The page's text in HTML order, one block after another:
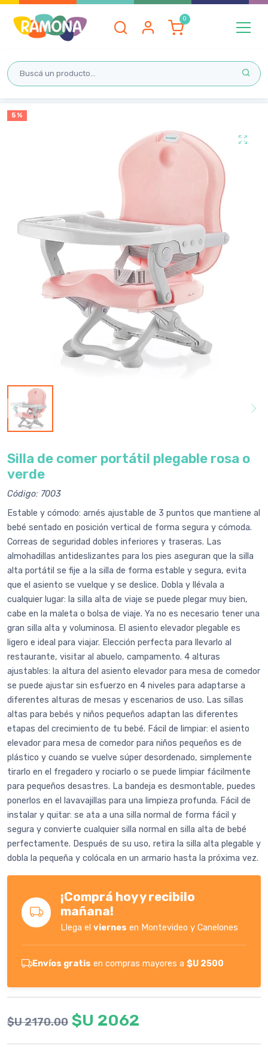
5 %
Silla de comer portátil plegable rosa o
verde
Código: 7003
Estable y cómodo: arnés ajustable de 3 puntos que mantiene al
bebé sentado en posición vertical de forma segura y cómoda.
Correas de seguridad dobles inferiores y traseras. Las
almohadillas antideslizantes para los pies aseguran que la silla
alta portátil se fije a la silla de forma estable y segura, evita
que el asiento se vuelque y se deslice. Dobla y llévala a
cualquier lugar: la silla alta de viaje se puede plegar muy bien,
cabe en la maleta o bolsa de viaje. Ya no es necesario tener una
gran silla alta y voluminosa. El asiento elevador plegable es
ligero e ideal para viajar. Elección perfecta para llevarlo al
restaurante, visitar al abuelo, campamento. 4 alturas
ajustables: la altura del asiento elevador para mesa de comedor
se puede ajustar sin esfuerzo en 4 niveles para adaptarse a
diferentes alturas de mesas y escenarios de uso. Las sillas
altas para bebés y niños pequeños adaptan las diferentes
etapas del crecimiento de tu bebé. Fácil de limpiar: el asiento
elevador para mesa de comedor para niños pequeños es de
plástico y cuando se vuelve súper desordenado, simplemente
tirarlo en el fregadero y rociarlo o se puede limpiar fácilmente
para pequeños desastres. La bandeja es desmontable, puedes
ponerlos en el lavavajillas para una limpieza profunda. Fácil de
instalar y quitar: se ata a una silla normal de forma fácil y
segura y convierte cualquier silla normal en silla alta de bebé
perfectamente. Después de su uso, retira la silla alta plegable y
dobla la pequeña y colócala en un armario hasta la próxima vez.
¡Comprá hoy y recibilo
mañana!
Llega elviernes en Montevideo y Canelones
Envíos gratis en compras mayores a $U 2500
$U 2170.00 $U 2062